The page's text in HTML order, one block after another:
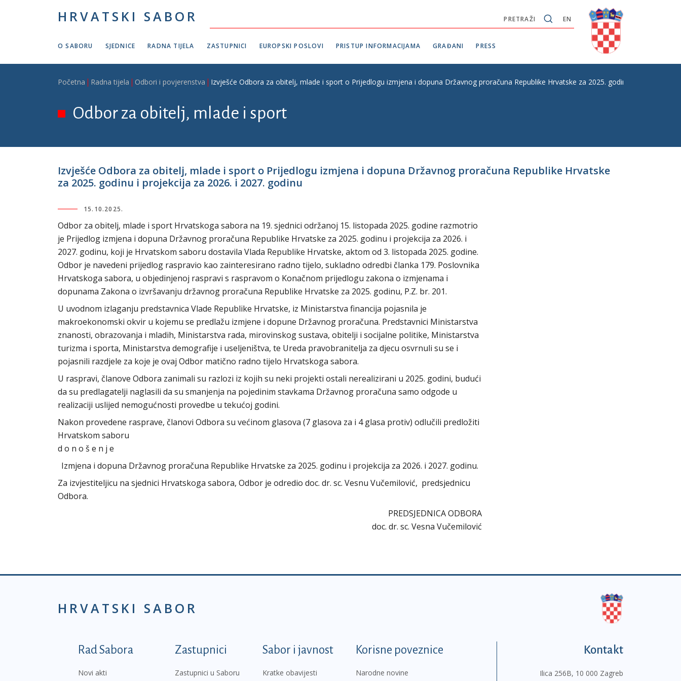
HRVATSKI SABOR EN
PRETRAŽI
O SABORU SJEDNICE RADNA TIJELA ZASTUPNICI EUROPSKI POSLOVI PRISTUP INFORMACIJAMA GRAĐANI PRESS
Breadcrumb
Početna Radna tijela Odbori i povjerenstva Izvješće Odbora za obitelj, mlade i sport o Prijedlogu izmjena i dopuna Državnog proračuna Republike Hrvatske za 2025. godinu i projekcija za
Odbor za obitelj, mlade i sport
Izvješće Odbora za obitelj, mlade i sport o Prijedlogu izmjena i dopuna Državnog proračuna Republike Hrvatske
za 2025. godinu i projekcija za 2026. i 2027. godinu
15.10.2025.
Odbor za obitelj, mlade i sport Hrvatskoga sabora na 19. sjednici održanoj 15. listopada 2025. godine razmotrio
je Prijedlog izmjena i dopuna Državnog proračuna Republike Hrvatske za 2025. godinu i projekcija za 2026. i
2027. godinu, koji je Hrvatskom saboru dostavila Vlada Republike Hrvatske, aktom od 3. listopada 2025. godine.
Odbor je navedeni prijedlog raspravio kao zainteresirano radno tijelo, sukladno odredbi članka 179. Poslovnika
Hrvatskoga sabora, u objedinjenoj raspravi s raspravom o Konačnom prijedlogu zakona o izmjenama i
dopunama Zakona o izvršavanju državnog proračuna Republike Hrvatske za 2025. godinu, P.Z. br. 201.
U uvodnom izlaganju predstavnica Vlade Republike Hrvatske, iz Ministarstva financija pojasnila je
makroekonomski okvir u kojemu se predlažu izmjene i dopune Državnog proračuna. Predstavnici Ministarstva
znanosti, obrazovanja i mladih, Ministarstva rada, mirovinskog sustava, obitelji i socijalne politike, Ministarstva
turizma i sporta, Ministarstva demografije i useljeništva, te Ureda pravobranitelja za djecu osvrnuli su se i
pojasnili razdjele za koje je ovaj Odbor matično radno tijelo Hrvatskoga sabora.
U raspravi, članove Odbora zanimali su razlozi iz kojih su neki projekti ostali nerealizirani u 2025. godini, budući
da su predlagatelji naglasili da su smanjenja na pojedinim stavkama Državnog proračuna samo odgode u
realizaciji uslijed nemogućnosti provedbe u tekućoj godini.
Nakon provedene rasprave, članovi Odbora su većinom glasova (7 glasova za i 4 glasa protiv) odlučili predložiti
Hrvatskom saboru
d o n o š e n j e
Izmjena i dopuna Državnog proračuna Republike Hrvatske za 2025. godinu i projekcija za 2026. i 2027. godinu.
Za izvjestiteljicu na sjednici Hrvatskoga sabora, Odbor je odredio doc. dr. sc. Vesnu Vučemilović, predsjednicu
Odbora.
PREDSJEDNICA ODBORA
doc. dr. sc. Vesna Vučemilović
HRVATSKI SABOR
Podnožje prvi izbornik
Rad Sabora
Novi akti
Zastupnici
Zastupnici u Saboru
Sabor i javnost
Kratke obavijesti
Korisne poveznice
Narodne novine
Kontakt
Ilica 256B, 10 000 Zagreb